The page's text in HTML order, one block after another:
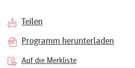
Teilen
Programm herunterladen
Auf die Merkliste